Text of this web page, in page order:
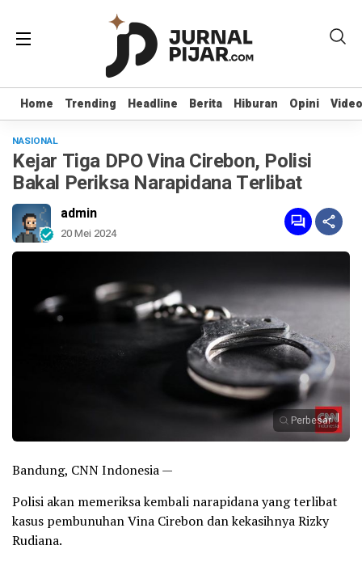
Home Trending Headline Berita Hiburan Opini Video
Home Trending Headline Berita Hiburan Opini Video
NASIONAL
Kejar Tiga DPO Vina Cirebon, Polisi
Bakal Periksa Narapidana Terlibat
admin
20 Mei 2024
Perbesar
Bandung, CNN Indonesia —
Polisi akan memeriksa kembali narapidana yang terlibat
kasus pembunuhan Vina Cirebon dan kekasihnya Rizky
Rudiana.